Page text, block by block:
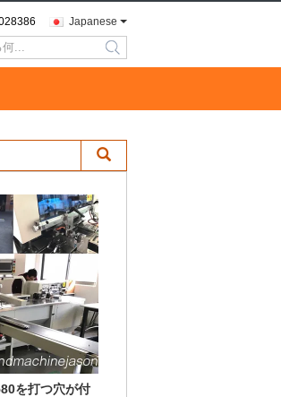
Japanese
search
を打つ穴が付